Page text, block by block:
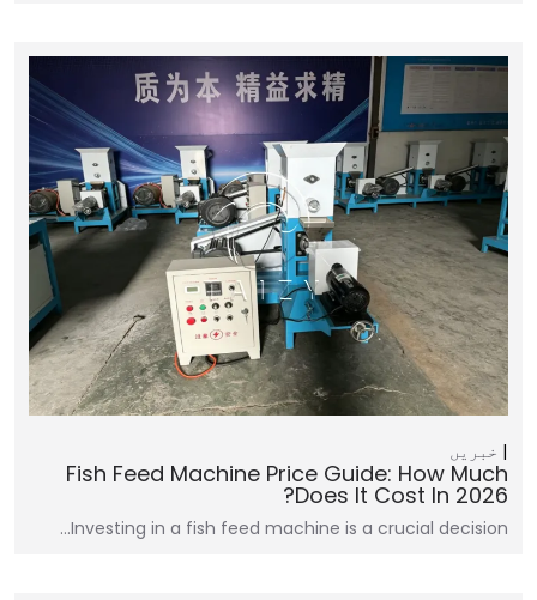
خبریں
Fish Feed Machine Price Guide: How Much
Does It Cost In 2026?
Investing in a fish feed machine is a crucial decision…